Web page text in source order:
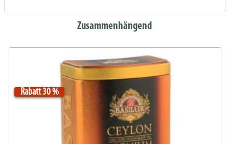
Zusammenhängend
Rabatt 30 %